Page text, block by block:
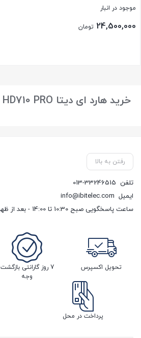
موجود در انبار
24,500,000 تومان
خرید هارد ای دیتا HD710 PRO دو ترابایت
رفتن به بالا
تلفن 013-33246515
ایمیل info@ibitelec.com
ساعت پاسخگویی صبح 10:30 تا 14:00 - بعد از ظهر ساعت 17:00 تا 21:00
تحویل اکسپرس
7 روز گارانتی بازگشت
وجه
پرداخت در محل